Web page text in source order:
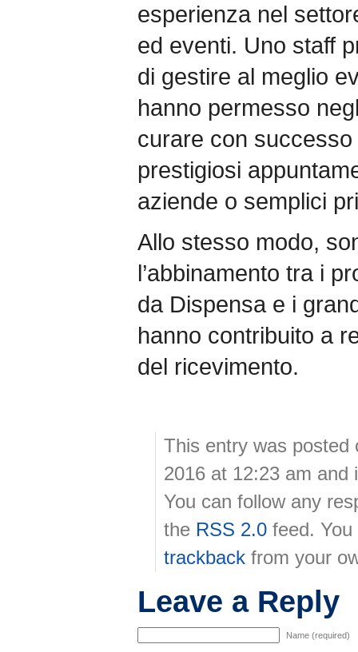
esperienza nel
ed eventi. Uno staff
di gestire al meglio
hanno permesso
curare con
prestigiosi
aziende o semplici
Allo stesso modo,
l’abbinamento tra i
da Dispensa e i
hanno contribuito a
del ricevimento.
This entry was posted
2016 at 12:23 am
You can follow any
the RSS 2.0 feed.
trackback from your
Leave a Reply
Name (required)